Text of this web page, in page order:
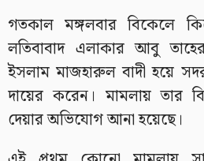
গতকাল মঙ্গলবার বিকেলে
লতিবাবাদ এলাকার আবু
ইসলাম মাজহারুল বাদী হয়ে
দায়ের করেন। মামলায় তার
দেয়ার অভিযোগ আনা হয়েছে।